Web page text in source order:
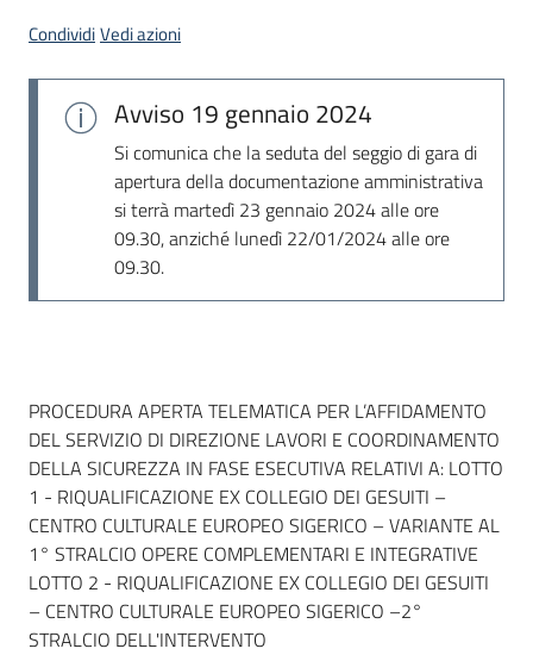
CondividiVedi azioni
Avviso 19 gennaio 2024
Si comunica che la seduta del seggio di gara di
apertura della documentazione amministrativa
si terrà martedì 23 gennaio 2024 alle ore
09.30, anziché lunedì 22/01/2024 alle ore
09.30.
Dati del bando
PROCEDURA APERTA TELEMATICA PER L’AFFIDAMENTO
DEL SERVIZIO DI DIREZIONE LAVORI E COORDINAMENTO
DELLA SICUREZZA IN FASE ESECUTIVA RELATIVI A: LOTTO
1 - RIQUALIFICAZIONE EX COLLEGIO DEI GESUITI –
CENTRO CULTURALE EUROPEO SIGERICO – VARIANTE AL
1° STRALCIO OPERE COMPLEMENTARI E INTEGRATIVE
LOTTO 2 - RIQUALIFICAZIONE EX COLLEGIO DEI GESUITI
– CENTRO CULTURALE EUROPEO SIGERICO –2°
STRALCIO DELL'INTERVENTO